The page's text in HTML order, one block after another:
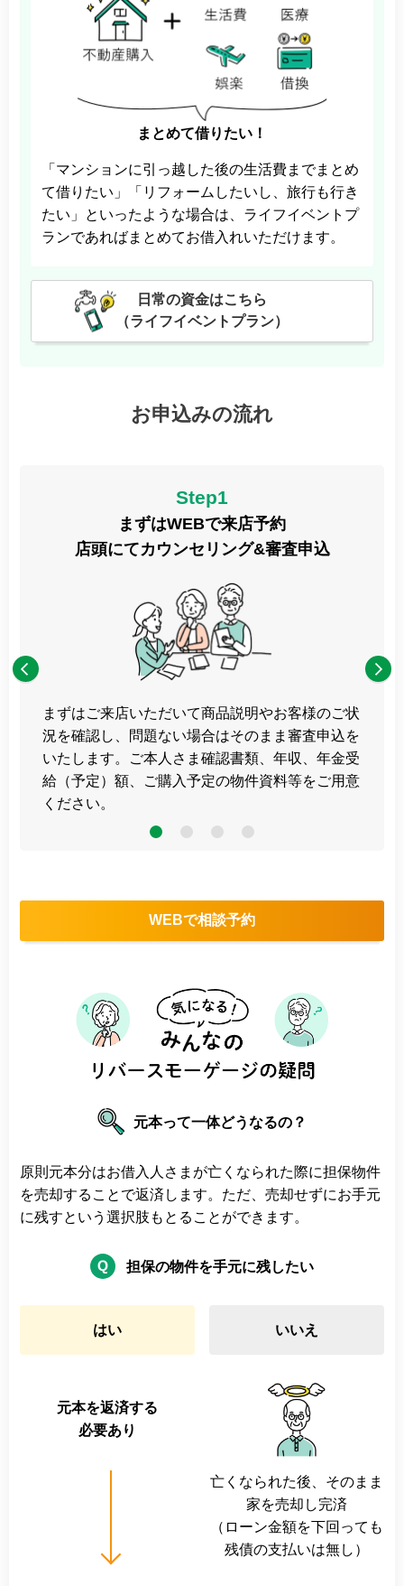
まとめて借りたい！
「マンションに引っ越した後の生活費までまとめ
て借りたい」「リフォームしたいし、旅行も行き
たい」といったような場合は、ライフイベントプ
ランであればまとめてお借入れいただけます。
日常の資金はこちら
（ライフイベントプラン）
お申込みの流れ
Step1
まずはWEBで来店予約
店頭にてカウンセリング&審査申込
まずはご来店いただいて商品説明やお客様のご状
況を確認し、問題ない場合はそのまま審査申込を
いたします。ご本人さま確認書類、年収、年金受
給（予定）額、ご購入予定の物件資料等をご用意
ください。
WEBで相談予約
元本って一体どうなるの？
原則元本分はお借入人さまが亡くなられた際に担保物件
を売却することで返済します。ただ、売却せずにお手元
に残すという選択肢もとることができます。
担保の物件を手元に残したい
はい
元本を返済する
必要あり
いいえ
亡くなられた後、そのまま
家を売却し完済
（ローン金額を下回っても
残債の支払いは無し）